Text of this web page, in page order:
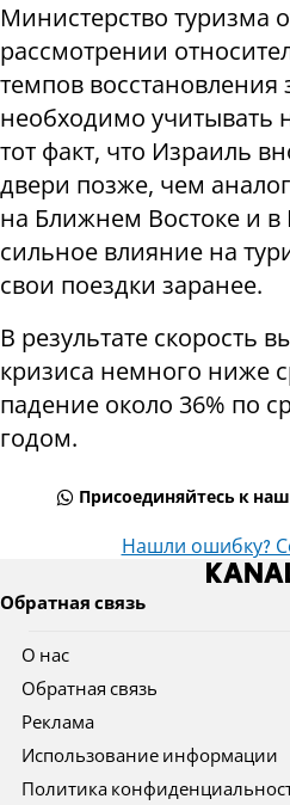
Министерство туризма
рассмотрении
темпов восстановления
необходимо учитывать
тот факт, что Израиль
двери позже, чем
на Ближнем Востоке и в
сильное влияние на
свои поездки заранее.
В результате скорость
кризиса немного ниже
падение около 36% по
годом.
Присоединяйтесь к
Нашли ошибку?
Обратная связь
О нас
Обратная связь
Реклама
Использование информации
Политика